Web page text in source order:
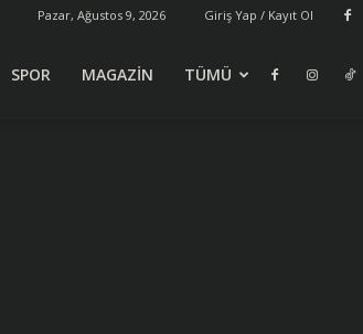
Pazar, Ağustos 9, 2026 Giriş Yap / Kayıt Ol
SPOR MAGAZİN TÜMÜ